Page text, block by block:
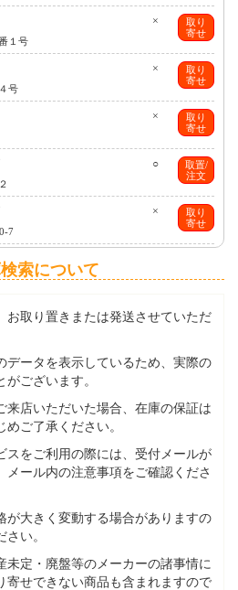
取り
寄せ
×
１号
取り
寄せ
×
号
取り
寄せ
×
取置/
注文
○
取り
寄せ
×
7
索について
お取り置きまたは発送させていただ
データを表示しているため、実際の
ございます。
来店いただいた場合、在庫の保証は
ご了承ください。
スをご利用の際には、受付メールが
メール内の注意事項をご確認くださ
が大きく変動する場合がありますの
い。
未定・廃盤等のメーカーの諸事情に
寄せできない商品も含まれますので